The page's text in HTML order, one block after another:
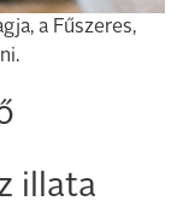
a Fűszeres,
illata